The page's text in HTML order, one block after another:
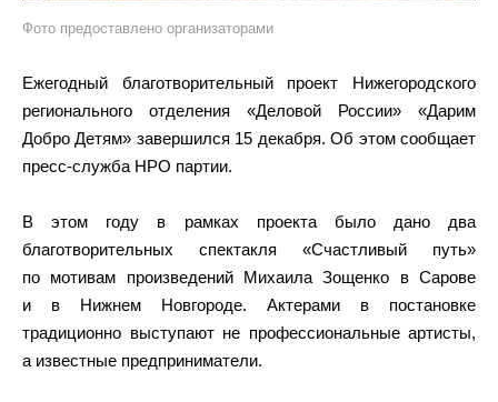
Фото предоставлено организаторами
Ежегодный благотворительный проект Нижегородского
регионального отделения «Деловой России» «Дарим
Добро Детям» завершился 15 декабря. Об этом сообщает
пресс-служба НРО партии.
В этом году в рамках проекта было дано два
благотворительных спектакля «Счастливый путь»
по мотивам произведений Михаила Зощенко в Сарове
и в Нижнем Новгороде. Актерами в постановке
традиционно выступают не профессиональные артисты,
а известные предприниматели.